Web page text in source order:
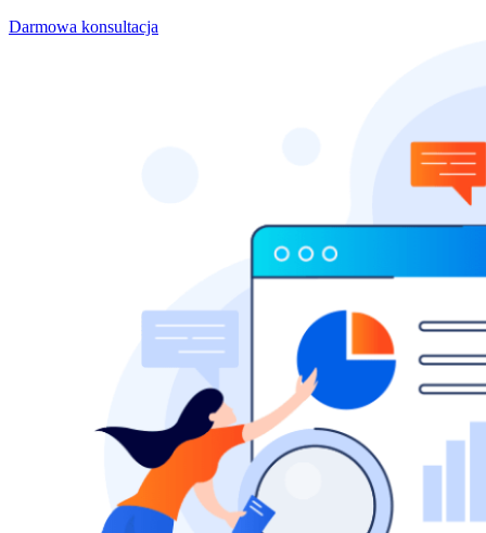
Darmowa konsultacja